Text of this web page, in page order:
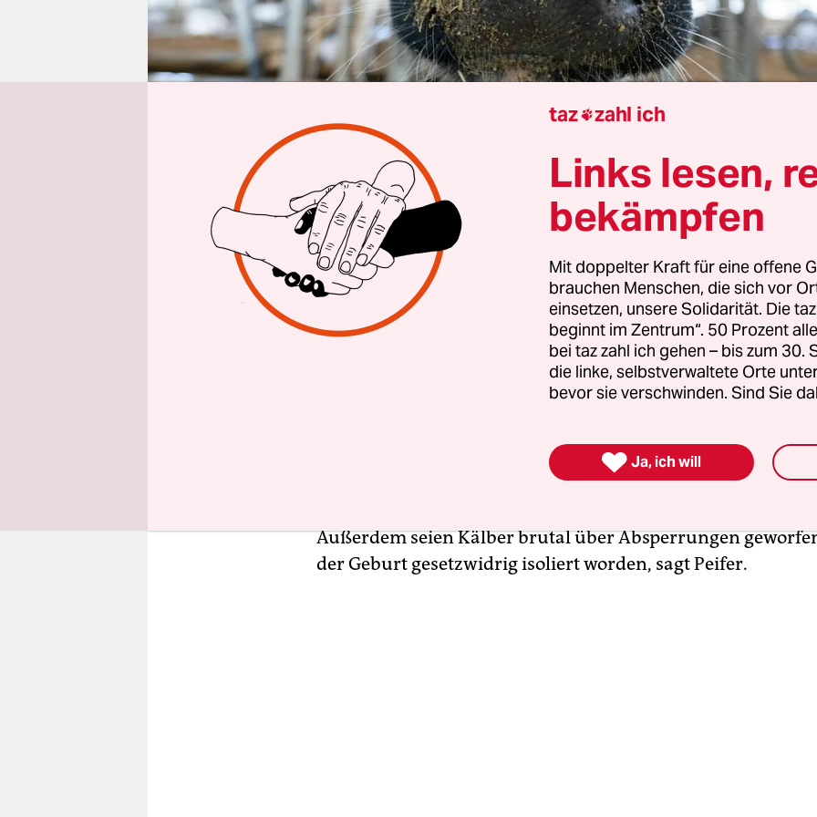
epaper login
Aus BerlinHenning Giesen
Auf einem Bauernhof in der Uckermark sollen monatelang
Kälber misshandelt worden sein. Das zeigen
Tierschutzorganisation
Aninova am Mittwoch
Brutalität und Selbstverständlichkeit, mit der die Tiere
hat mich schon sehr schockiert“, sagt Aninova-Vorsitzender
„Das habe ich in einem solchen Ausmaß noch nicht
Die Tierschutzorganisation wirft dem Hofbetreiber vor,
zu haben. So seien die Kühe
Außerdem seien Kälber brutal über Absperrungen
der Geburt gesetzwidrig isoliert worden, sagt Peifer.
taz zahl ich
Links lesen,
bekämpfen
Mit doppelter Kraft für eine offene
brauchen Menschen, die sich vor
einsetzen, unsere Solidarität. Die
beginnt im Zentrum“. 50 Prozent
bei taz zahl ich gehen – bis zum
die linke, selbstverwaltete Orte
bevor sie verschwinden. Sind Sie
 Ja, ich will